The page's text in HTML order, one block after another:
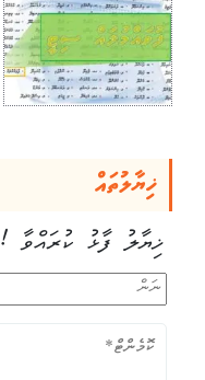
ޚިޔާލުތައް
ޚިޔާލު ފާޅު ކުރައްވާ !